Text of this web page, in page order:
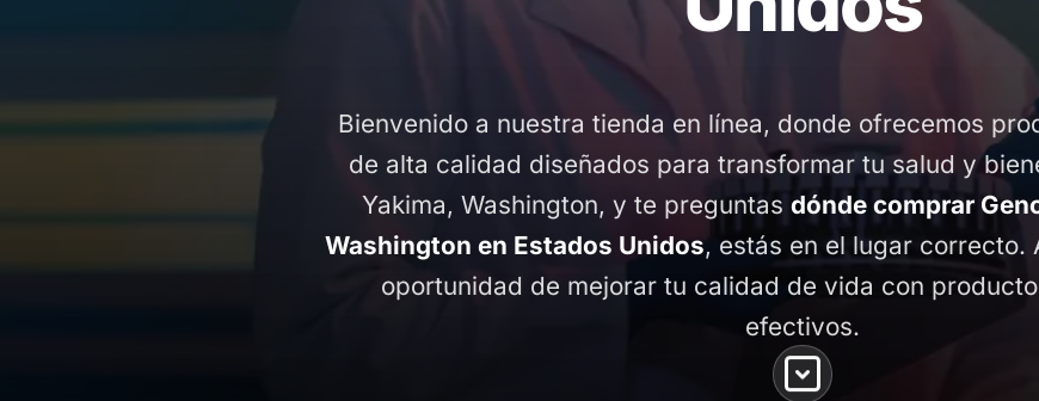
Bienvenido a nuestra tienda en línea, donde ofrecemos
de alta calidad diseñados para transformar tu salud y
Yakima, Washington, y te preguntas dónde comprar
Washington en Estados Unidos, estás en el lugar correcto.
oportunidad de mejorar tu calidad de vida con
efectivos.